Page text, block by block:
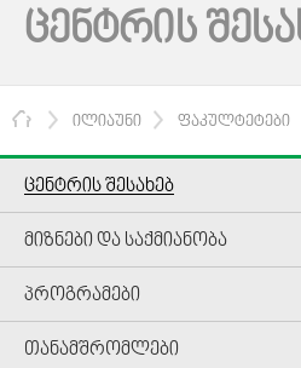
ᲪᲔᲜᲢᲠᲘᲡ
ᲛᲗᲐᲕᲐᲠᲘ
ᲘᲚᲘᲐᲣᲜᲘ ᲤᲐᲙᲣᲚᲢᲔᲢᲔᲑᲘ
ᲪᲔᲜᲢᲠᲘᲡ ᲨᲔᲡᲐᲮᲔᲑ
ᲛᲘᲖᲜᲔᲑᲘ ᲓᲐ ᲡᲐᲥᲛᲘᲐᲜᲝᲑᲐ
ᲞᲠᲝᲒᲠᲐᲛᲔᲑᲘ
ᲗᲐᲜᲐᲛᲨᲠᲝᲛᲚᲔᲑᲘ